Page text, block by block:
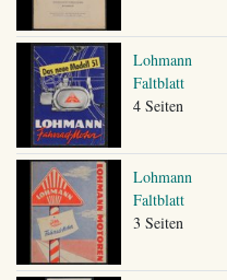
Lohmann
Faltblatt
4 Seiten
Lohmann
Faltblatt
3 Seiten